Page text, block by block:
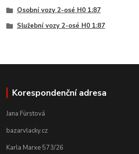
Osobní vozy 2-osé H0 1:87
Služební vozy 2-osé H0 1:87
Korespondenční adresa
Jana Fürstová
bazarvlacky.cz
Karla Marxe 573/26